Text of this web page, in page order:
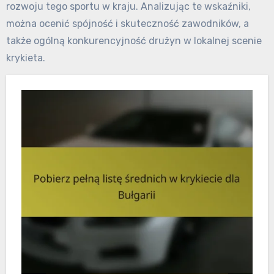
rozwoju tego sportu w kraju. Analizując te wskaźniki,
można ocenić spójność i skuteczność zawodników, a
także ogólną konkurencyjność drużyn w lokalnej scenie
krykieta.